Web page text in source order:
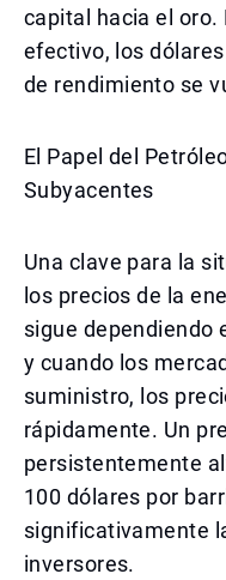
capital hacia el oro.
efectivo, los
de rendimiento se
El Papel del
Subyacentes
Una clave para la
los precios de la
sigue dependiendo
y cuando los
suministro, los
rápidamente. Un
persistentemente
100 dólares por
significativamente
inversores.